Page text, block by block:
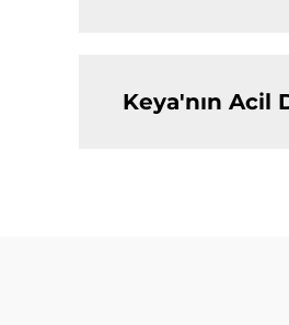
Keya'nın Acil